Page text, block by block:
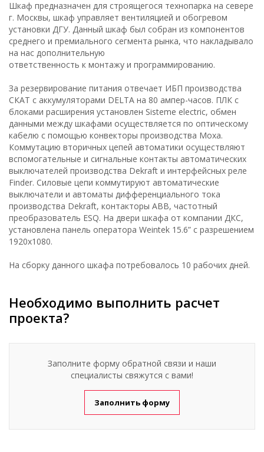
Шкаф предназначен для строящегося технопарка на севере
г. Москвы, шкаф управляет вентиляцией и обогревом
установки ДГУ. Данный шкаф был собран из компонентов
среднего и премиального сегмента рынка, что накладывало
на нас дополнительную
ответственность к монтажу и программированию.
За резервирование питания отвечает ИБП производства
СКАТ с аккумуляторами DELTA на 80 ампер-часов. ПЛК с
блоками расширения установлен Sisteme electric, обмен
данными между шкафами осуществляется по оптическому
кабелю с помощью конвекторы производства Moxa.
Коммутацию вторичных цепей автоматики осуществляют
вспомогательные и сигнальные контакты автоматических
выключателей производства Dekraft и интерфейсных реле
Finder. Силовые цепи коммутируют автоматические
выключатели и автоматы дифференциального тока
производства Dekraft, контакторы ABB, частотный
преобразователь ESQ. На двери шкафа от компании ДКС,
установлена панель оператора Weintek 15.6” с разрешением
1920x1080.
На сборку данного шкафа потребовалось 10 рабочих дней.
Необходимо выполнить расчет
проекта?
Заполните форму обратной связи и наши
специалисты свяжутся с вами!
Заполнить форму